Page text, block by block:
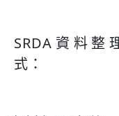
SRDA資料整
式：